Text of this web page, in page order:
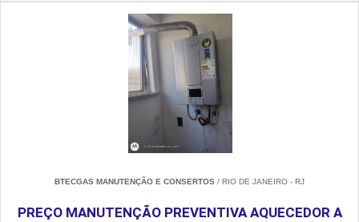
BTECGAS MANUTENÇÃO E CONSERTOS / RIO DE JANEIRO - RJ
PREÇO MANUTENÇÃO PREVENTIVA AQUECEDOR A